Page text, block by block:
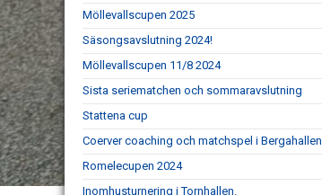
Möllevallscupen 2025
Säsongsavslutning 2024!
Möllevallscupen 11/8 2024
Sista seriematchen och sommaravslutning
Stattena cup
Coerver coaching och matchspel i Bergahallen
Romelecupen 2024
Inomhusturnering i Tornhallen.